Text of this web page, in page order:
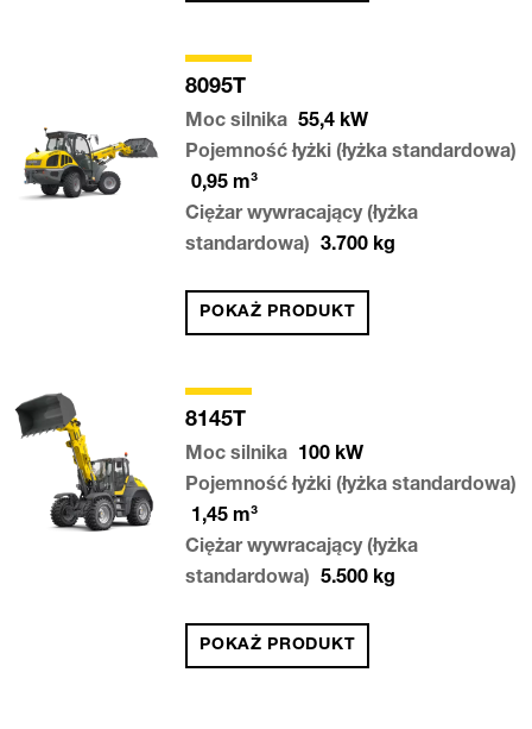
8095T
Moc silnika 55,4 kW
Pojemność łyżki (łyżka standardowa)
0,95 m³
Ciężar wywracający (łyżka
standardowa)
3.700 kg
POKAŻ PRODUKT
8145T
Moc silnika 100 kW
Pojemność łyżki (łyżka standardowa)
1,45 m³
Ciężar wywracający (łyżka
standardowa)
5.500 kg
POKAŻ PRODUKT